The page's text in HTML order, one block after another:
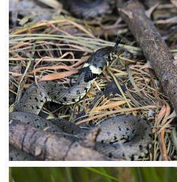
P9208638
P9208644